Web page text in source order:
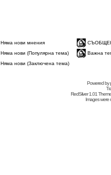
Няма нови мнения
Няма нови (Популярна тема)
Важна
Няма нови (Заключена тема)
Powered by
RedSilver 1.01
Images were